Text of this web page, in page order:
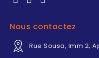
Nous contactez
Rue Sousa, Imm 2,